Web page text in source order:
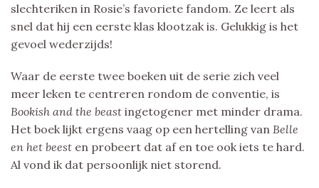
slechteriken in Rosie’s favoriete fandom. Ze leert als
snel dat hij een eerste klas klootzak is. Gelukkig is het
gevoel wederzijds!
Waar de eerste twee boeken uit de serie zich veel
meer leken te centreren rondom de conventie, is
Bookish and the beast ingetogener met minder drama.
Het boek lijkt ergens vaag op een hertelling van Belle
en het beest en probeert dat af en toe ook iets te hard.
Al vond ik dat persoonlijk niet storend.